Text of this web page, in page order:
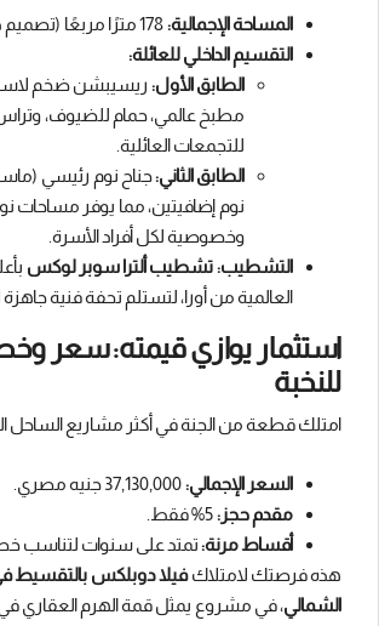
المساحة الإجمالية:
التقسيم الداخلي للعائلة:
الطابق الأول: ريسيبشن ضخم
مطبخ عالمي، حمام للضيوف، وتراس
للتجمعات العائلية.
الطابق الثاني:جناح نوم رئيسي
نوم إضافيتين، مما يوفر مساحات
وخصوصية لكل أفراد الأسرة.
التشطيب:تشطيب ألترا سوبر لوكس
العالمية من أورا، لتستلم تحفة فنية
استثمار يوازي قيمته: سعر
للنخبة
امتلك قطعة من الجنة في أكثر مشاريع الساحل
السعر الإجمالي:
مقدم حجز:
أقساط مرنة:تمتد على سنوات لتناسب
هذه فرصتك لامتلاكفيلا دوبلكس بالتقسيط
الشمالي، في مشروع يمثل قمة الهرم العقاري